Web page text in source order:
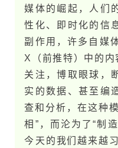
媒体的崛起，人们
性化、即时化的信
副作用，许多自媒
X（前推​特）中的内
关注，博取眼球，
实的数据、甚至编
查和分析，在这种
相”，而沦为了“制
今​天的我们越来越